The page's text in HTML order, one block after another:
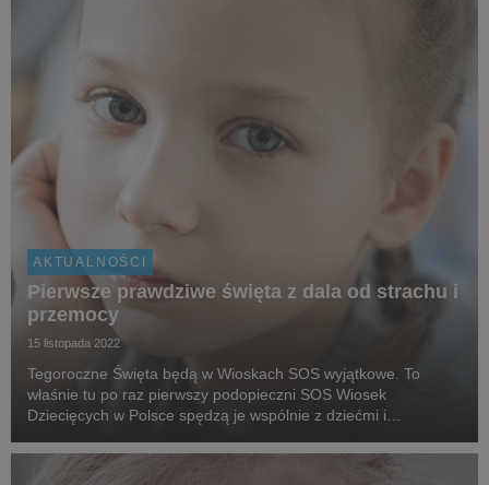
AKTUALNOŚCI
Pierwsze prawdziwe święta z dala od strachu i
przemocy
15 listopada 2022
Tegoroczne Święta będą w Wioskach SOS wyjątkowe. To
właśnie tu po raz pierwszy podopieczni SOS Wiosek
Dziecięcych w Polsce spędzą je wspólnie z dziećmi i
dzieci będą to pierwsze święta z dala od domu. Święta pach...